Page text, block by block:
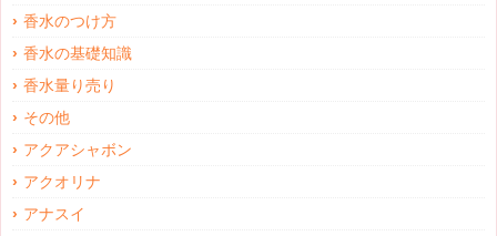
香水のつけ方
香水の基礎知識
香水量り売り
その他
アクアシャボン
アクオリナ
アナスイ